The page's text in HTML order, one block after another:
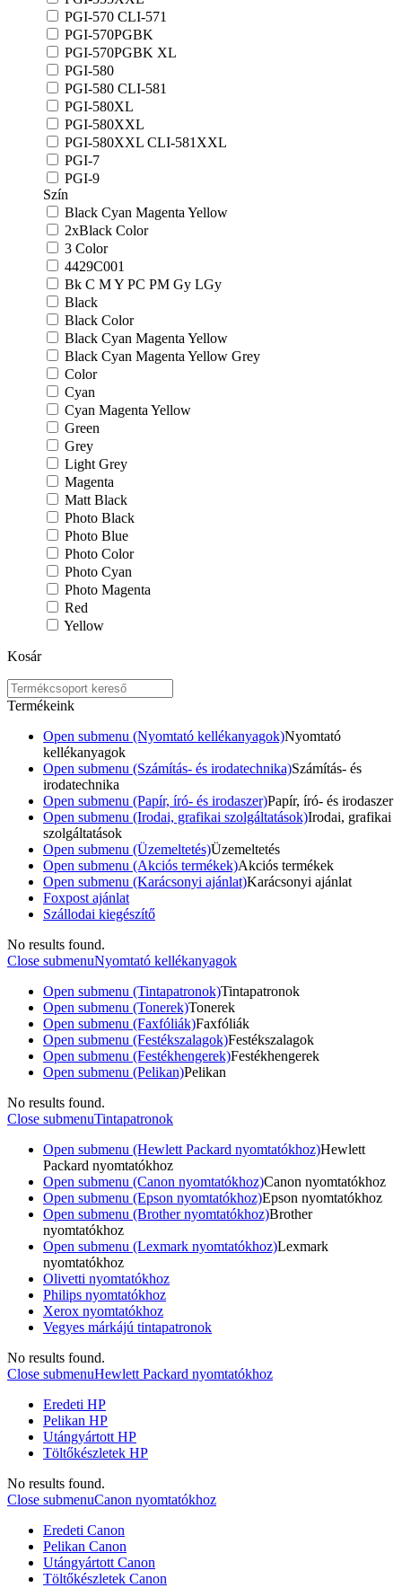
PGI-570 CLI-571
PGI-570PGBK
PGI-570PGBK XL
PGI-580
PGI-580 CLI-581
PGI-580XL
PGI-580XXL
PGI-580XXL CLI-581XXL
PGI-7
PGI-9
Szín
Black Cyan Magenta Yellow
2xBlack Color
3 Color
4429C001
Bk C M Y PC PM Gy LGy
Black
Black Color
Black Cyan Magenta Yellow
Black Cyan Magenta Yellow Grey
Color
Cyan
Cyan Magenta Yellow
Green
Grey
Light Grey
Magenta
Matt Black
Photo Black
Photo Blue
Photo Color
Photo Cyan
Photo Magenta
Red
Yellow
Kosár
Termékeink
Open submenu (Nyomtató kellékanyagok)Nyomtató
kellékanyagok
Open submenu (Számítás- és irodatechnika)Számítás- és
irodatechnika
Open submenu (Papír, író- és irodaszer)Papír, író- és irodaszer
Open submenu (Irodai, grafikai szolgáltatások)Irodai, grafikai
szolgáltatások
Open submenu (Üzemeltetés)Üzemeltetés
Open submenu (Akciós termékek)Akciós termékek
Open submenu (Karácsonyi ajánlat)Karácsonyi ajánlat
Foxpost ajánlat
Szállodai kiegészítő
No results found.
Close submenuNyomtató kellékanyagok
Open submenu (Tintapatronok)Tintapatronok
Open submenu (Tonerek)Tonerek
Open submenu (Faxfóliák)Faxfóliák
Open submenu (Festékszalagok)Festékszalagok
Open submenu (Festékhengerek)Festékhengerek
Open submenu (Pelikan)Pelikan
No results found.
Close submenuTintapatronok
Open submenu (Hewlett Packard nyomtatókhoz)Hewlett
Packard nyomtatókhoz
Open submenu (Canon nyomtatókhoz)Canon nyomtatókhoz
Open submenu (Epson nyomtatókhoz)Epson nyomtatókhoz
Open submenu (Brother nyomtatókhoz)Brother
nyomtatókhoz
Open submenu (Lexmark nyomtatókhoz)Lexmark
nyomtatókhoz
Olivetti nyomtatókhoz
Philips nyomtatókhoz
Xerox nyomtatókhoz
Vegyes márkájú tintapatronok
No results found.
Close submenuHewlett Packard nyomtatókhoz
Eredeti HP
Pelikan HP
Utángyártott HP
Töltőkészletek HP
No results found.
Close submenuCanon nyomtatókhoz
Eredeti Canon
Pelikan Canon
Utángyártott Canon
Töltőkészletek Canon